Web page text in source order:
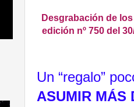
Desgrabación de
edición nº 750 del
Un “regalo”
ASUMIR MÁS